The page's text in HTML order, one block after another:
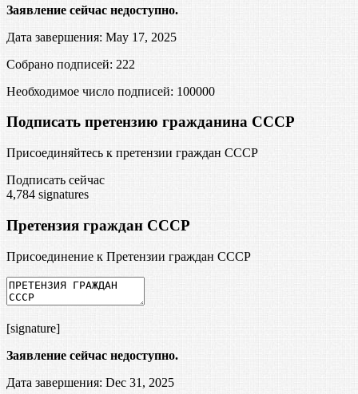
Заявление сейчас недоступно.
Дата завершения: May 17, 2025
Собрано подписей: 222
Необходимое число подписей: 100000
Подписать претензию гражданина СССР
Присоединяйтесь к претензии граждан СССР
Подписать сейчас
4,784 signatures
Претензия граждан СССР
Присоединение к Претензии граждан СССР
[signature]
Заявление сейчас недоступно.
Дата завершения: Dec 31, 2025